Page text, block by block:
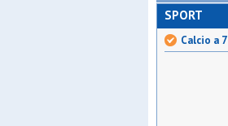
SPORT
Calcio a 7